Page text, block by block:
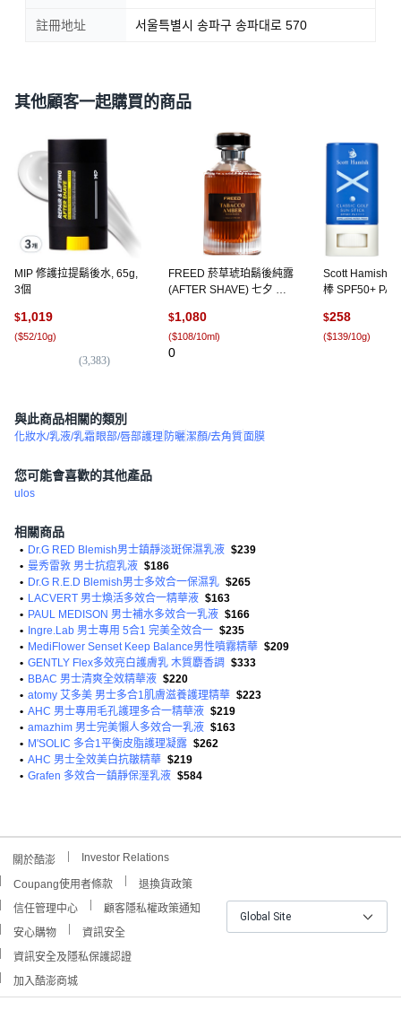
註冊地址 서울특별시 송파구 송파대로 570
其他顧客一起購買的商品
MIP 修護拉提鬍後水, 65g,
3個
$1,019
($52/10g)
(3,383)
FREED 菸草琥珀鬍後純露
(AFTER SHAVE) 七夕 父
個, 100ml
$1,080
($108/10ml)
0
Scott Hamish
棒 SPF50+
$258
($139/10g)
與此商品相關的類別
化妝水/乳液/乳霜 眼部/唇部護理 防曬潔顏/去角質面膜
您可能會喜歡的其他產品
ulos
相關商品
• Dr.G RED Blemish男士鎮靜淡斑保濕乳液 $239
• 曼秀雷敦 男士抗痘乳液 $186
• Dr.G R.E.D Blemish男士多效合一保濕乳 $265
• LACVERT 男士煥活多效合一精華液 $163
• PAUL MEDISON 男士補水多效合一乳液 $166
•
Ingre.Lab 男士專用 5合1 完美全效合一 $235
• MediFlower Senset Keep Balance男性噴霧精華 $209
• GENTLY Flex多效亮白護膚乳 木質麝香調 $333
• BBAC 男士清爽全效精華液 $220
• atomy 艾多美 男士多合1肌膚滋養護理精華 $223
• AHC 男士專用毛孔護理多合一精華液 $219
• amazhim 男士完美懶人多效合一乳液 $163
• M'SOLIC 多合1平衡皮脂護理凝露 $262
• AHC 男士全效美白抗皺精華 $219
• Grafen 多效合一鎮靜保溼乳液 $584
關於酷澎 Investor Relations
Coupang使用者條款
退換貨政策
信任管理中心
顧客隱私權政策通知
安心購物
資訊安全
資訊安全及隱私保護認證
加入酷澎商城
Global Site